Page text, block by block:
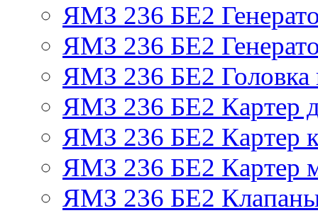
ЯМЗ 236 БЕ2
ЯМЗ 236 БЕ2
ЯМЗ 236 БЕ2 Головка
ЯМЗ 236 БЕ2 Картер
ЯМЗ 236 БЕ2 Картер
ЯМЗ 236 БЕ2 Картер
ЯМЗ 236 БЕ2 Клапаны